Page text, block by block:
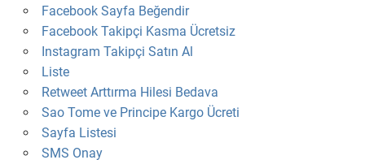
Facebook Sayfa Beğendir
Facebook Takipçi Kasma Ücretsiz
Instagram Takipçi Satın Al
Liste
Retweet Arttırma Hilesi Bedava
Sao Tome ve Principe Kargo Ücreti
Sayfa Listesi
SMS Onay